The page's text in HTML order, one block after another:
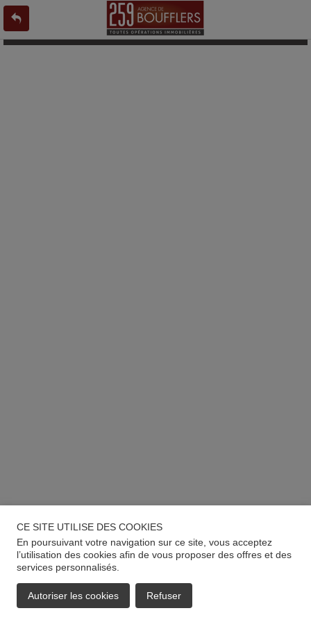
L'offre 9188926 n'existe pas ou n'est plus en ligne
CE SITE UTILISE DES COOKIES
En poursuivant votre navigation sur ce site, vous acceptez
l’utilisation des cookies afin de vous proposer des offres et des
services personnalisés.
Autoriser les cookies Refuser